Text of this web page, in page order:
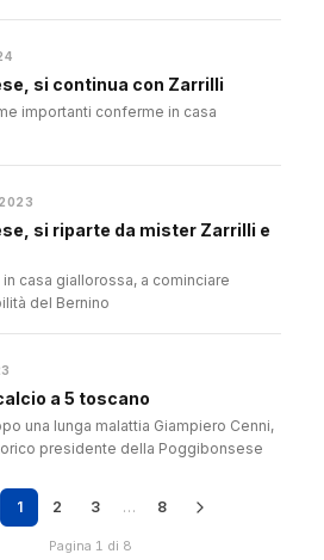
si continua con Zarrilli
importanti conferme in casa
si riparte da mister Zarrilli e
casa giallorossa, a cominciare
del Bernino
a 5 toscano
una lunga malattia Giampiero Cenni,
presidente della Poggibonsese
1 2 3 … 8
Pagina 1 di 8